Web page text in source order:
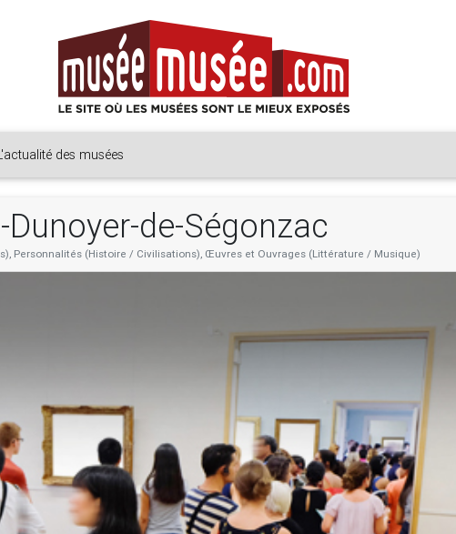
des musées
de-Ségonzac
Personnalités (Histoire / Civilisations), Œuvres et Ouvrages (Littérature / Musique)